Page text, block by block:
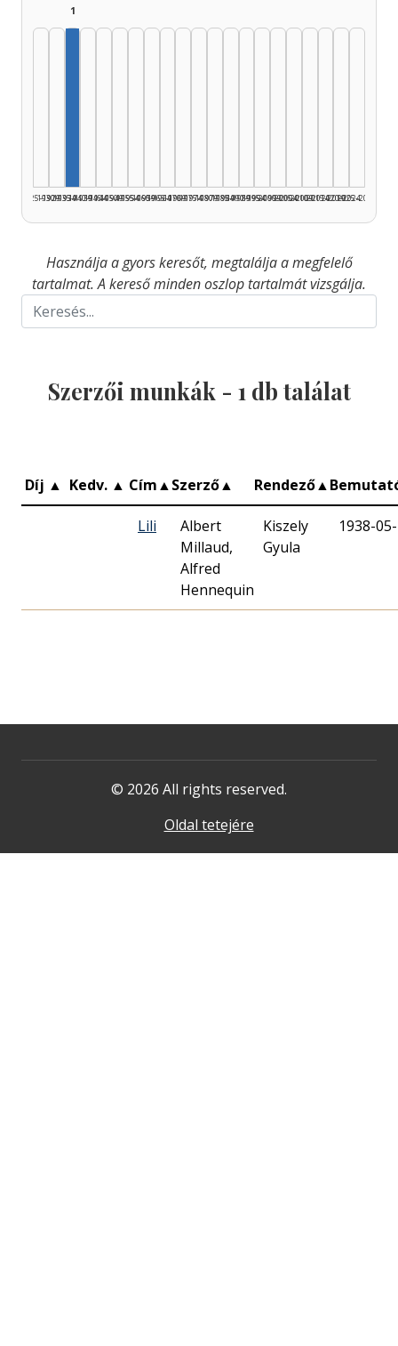
1925–1929
1930–1934
1
1935–1939
1940–1944
1945–1949
1950–1954
1955–1959
1960–1964
1965–1969
1970–1974
1975–1979
1980–1984
1985–1989
1990–1994
1995–1999
2000–2004
2005–2009
2010–2014
2015–2019
2020–2024
2025–2026
Használja a gyors keresőt, megtalálja a megfelelő
tartalmat. A kereső minden oszlop tartalmát vizsgálja.
Szerzői munkák - 1 db találat
Díj ▲ Kedv. ▲ Cím▲Szerző▲ Rendező▲
Lili
Albert
Millaud,
Alfred
Hennequin
Kiszely
Gyula
1938-
© 2026 All rights reserved.
Oldal tetejére